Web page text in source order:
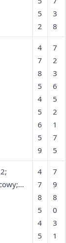
5
2
3
8
4
7
8
5
4
5
6
5
9
7
2
3
6
5
2
1
7
5
4
7
8
5
4
5
7
9
8
0
3
1